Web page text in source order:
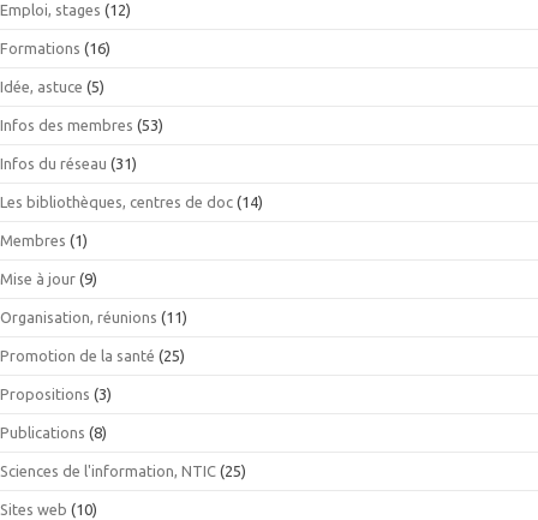
Emploi, stages (12)
Formations (16)
Idée, astuce (5)
Infos des membres (53)
Infos du réseau (31)
Les bibliothèques, centres de doc (14)
Membres (1)
Mise à jour (9)
Organisation, réunions (11)
Promotion de la santé (25)
Propositions (3)
Publications (8)
Sciences de l'information, NTIC (25)
Sites web (10)